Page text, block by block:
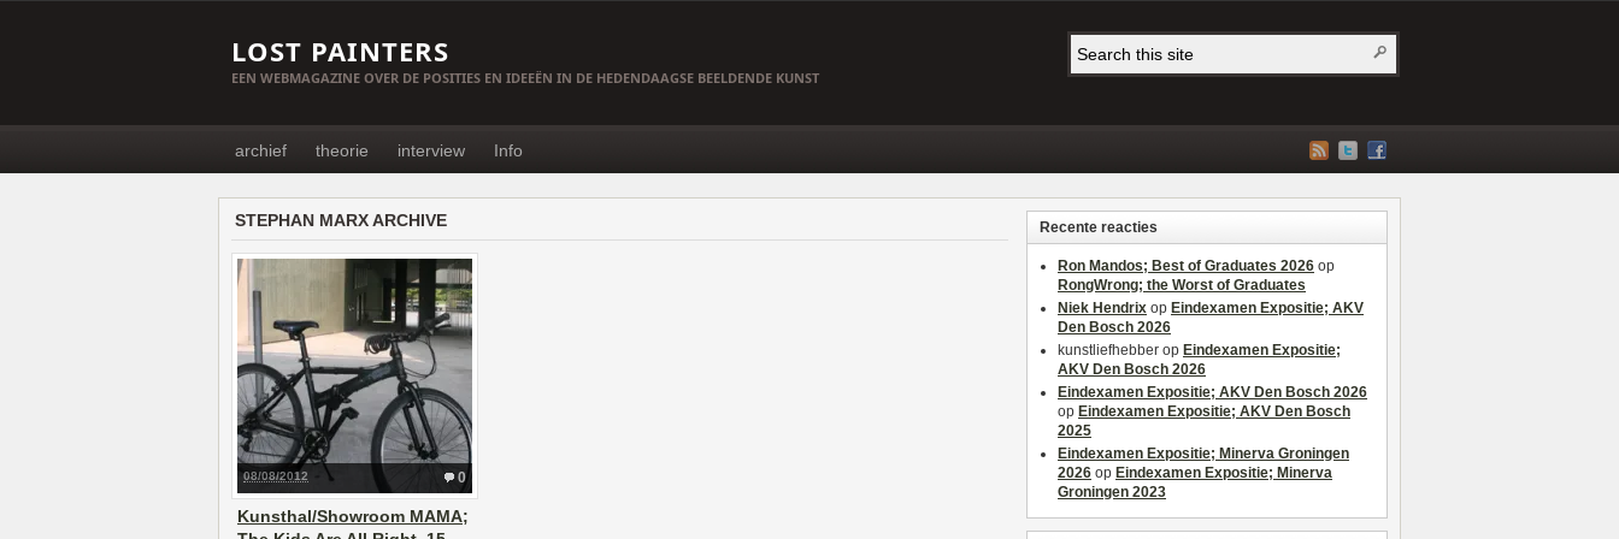
LOST PAINTERS
EEN WEBMAGAZINE OVER DE POSITIES EN IDEEËN IN DE HEDENDAAGSE BEELDENDE KUNST
archief theorie interview Info
STEPHAN MARX ARCHIVE
0
08/08/2012
Kunsthal/Showroom MAMA;
Recente reacties
Ron Mandos; Best of Graduates 2026 op
RongWrong; the Worst of Graduates
Niek Hendrix op Eindexamen Expositie; AKV
Den Bosch 2026
kunstliefhebber op Eindexamen Expositie;
AKV Den Bosch 2026
Eindexamen Expositie; AKV Den Bosch 2026
op Eindexamen Expositie; AKV Den Bosch
2025
Eindexamen Expositie; Minerva Groningen
2026 op Eindexamen Expositie; Minerva
Groningen 2023